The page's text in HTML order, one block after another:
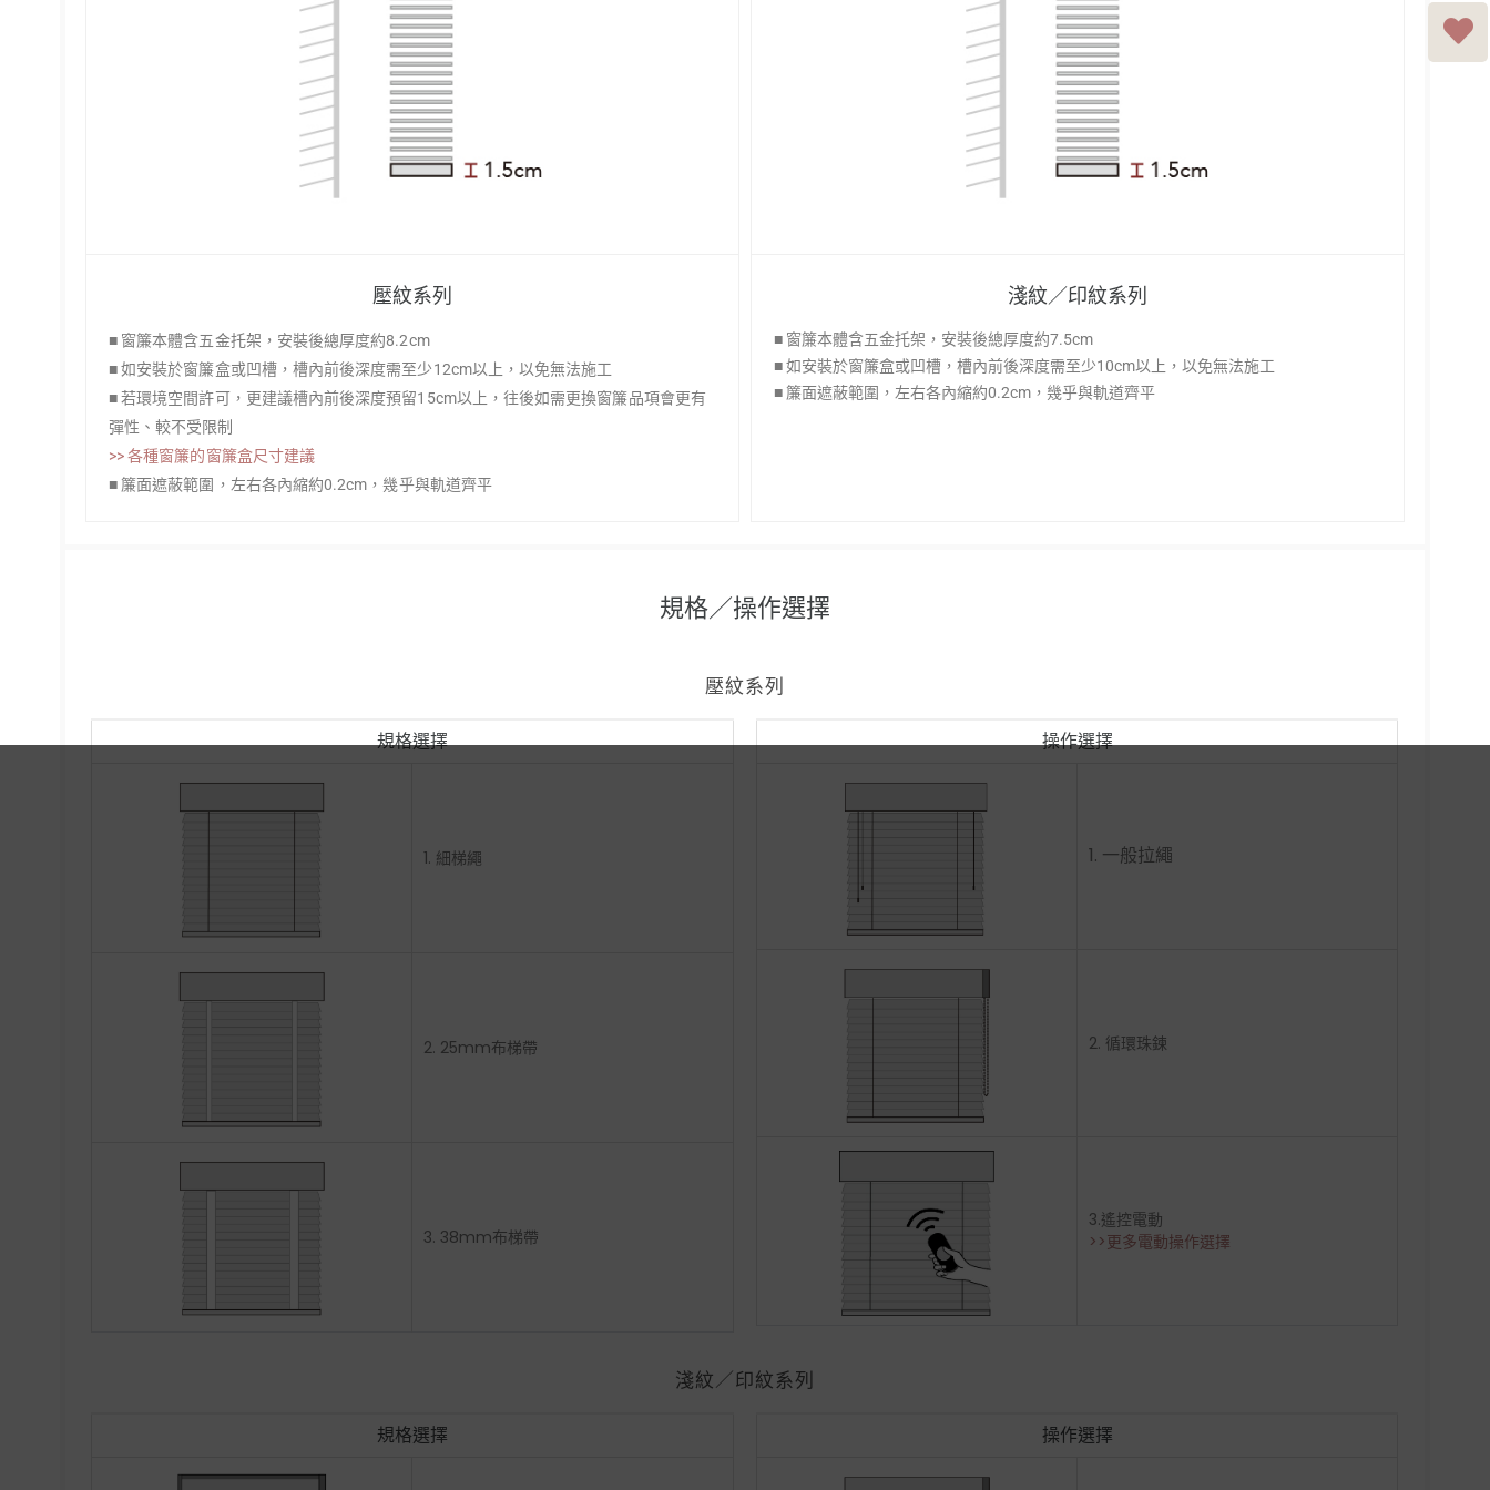
壓紋系列
■ 窗簾本體含五金托架，安裝後總厚度約8.2cm
■ 如安裝於窗簾盒或凹槽，槽內前後深度需至少12cm以上，以免無法施工
■ 若環境空間許可，更建議槽內前後深度預留15cm以上，往後如需更換窗簾品項會更有
彈性、較不受限制
>> 各種窗簾的窗簾盒尺寸建議
■ 簾面遮蔽範圍，左右各內縮約0.2cm，幾乎與軌道齊平
淺紋／印紋系列
■ 窗簾本體含五金托架，安裝後總厚度約7.5cm
■ 如安裝於窗簾盒或凹槽，槽內前後深度需至少10cm以上，以免無法施工
■ 簾面遮蔽範圍，左右各內縮約0.2cm，幾乎與軌道齊平
規格／操作選擇
壓紋系列
規格選擇
1. 細梯繩
2. 25mm布梯帶
3. 38mm布梯帶
操作選擇
1. 一般拉繩
2. 循環珠鍊
3.遙控電動
>>更多電動操作選擇
淺紋／印紋系列
規格選擇 操作選擇